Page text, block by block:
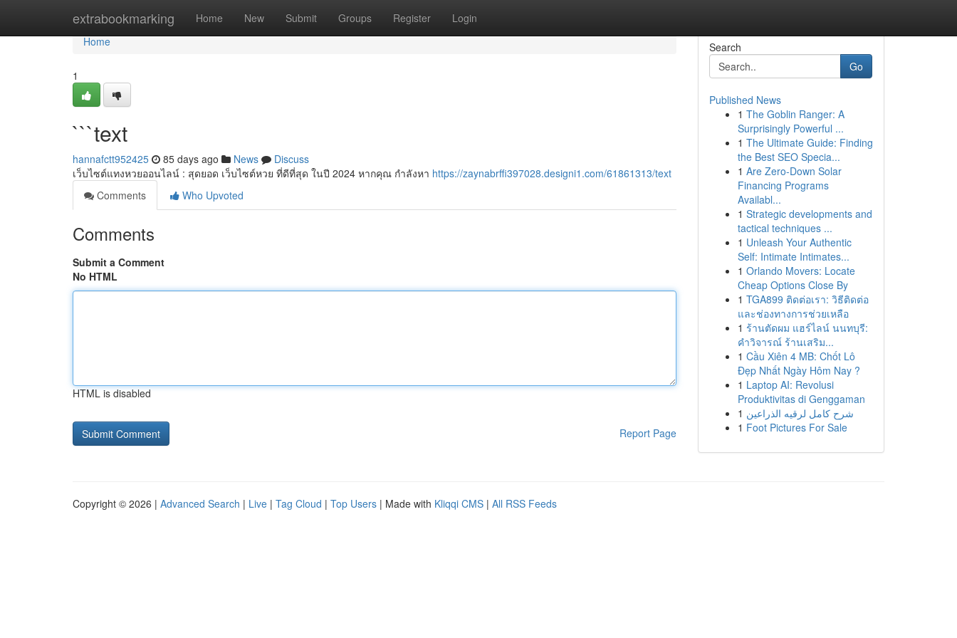
extrabookmarking Home New Submit Groups Register Login
Home
Home
1
```text
hannafctt952425 85 days ago News
Discuss
เว็บไซต์แทงหวยออนไลน์ : สุดยอด เว็บไซต์หวย ที่ดีที่สุด ในปี 2024 หากคุณ กำลังหา https://zaynabrffi397028.designi1.com/61861313/text
Comments
Who Upvoted
Comments
Submit a Comment
No HTML
HTML is disabled
Report Page
Search
Go
Published News
1 The Goblin Ranger: A
Surprisingly Powerful ...
1 The Ultimate Guide: Finding
the Best SEO Specia...
1 Are Zero-Down Solar
Financing Programs
Availabl...
1 Strategic developments and
tactical techniques ...
1 Unleash Your Authentic
Self: Intimate Intimates...
1 Orlando Movers: Locate
Cheap Options Close By
1 TGA899 ติดต่อเรา: วิธีติดต่อ
และช่องทางการช่วยเหลือ
1 ร้านตัดผม แฮร์ไลน์ นนทบุรี:
คำวิจารณ์ ร้านเสริม...
1 Cầu Xiên 4 MB: Chốt Lô
Đẹp Nhất Ngày Hôm Nay ?
1 Laptop AI: Revolusi
Produktivitas di Genggaman
1 شرح كامل لرقيه الذراعين
1 Foot Pictures For Sale
Copyright © 2026 | Advanced Search | Live | Tag Cloud | Top Users | Made with Kliqqi CMS | All RSS Feeds